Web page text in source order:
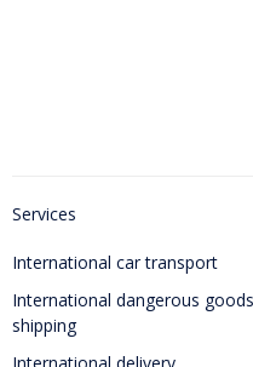
Services
International car transport
International dangerous goods
shipping